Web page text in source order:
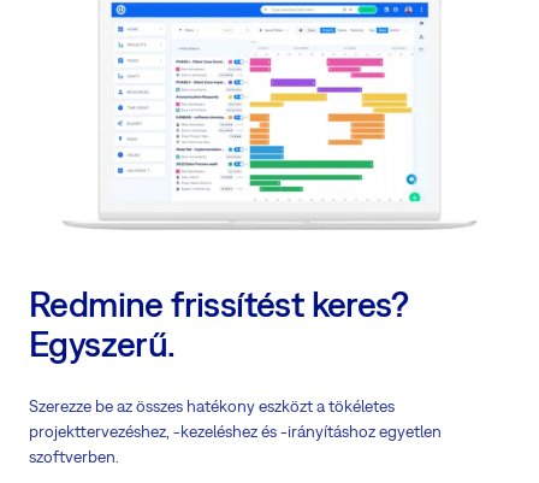
Redmine frissítést keres?
Egyszerű.
Szerezze be az összes hatékony eszközt a tökéletes
projekttervezéshez, -kezeléshez és -irányításhoz egyetlen
szoftverben.